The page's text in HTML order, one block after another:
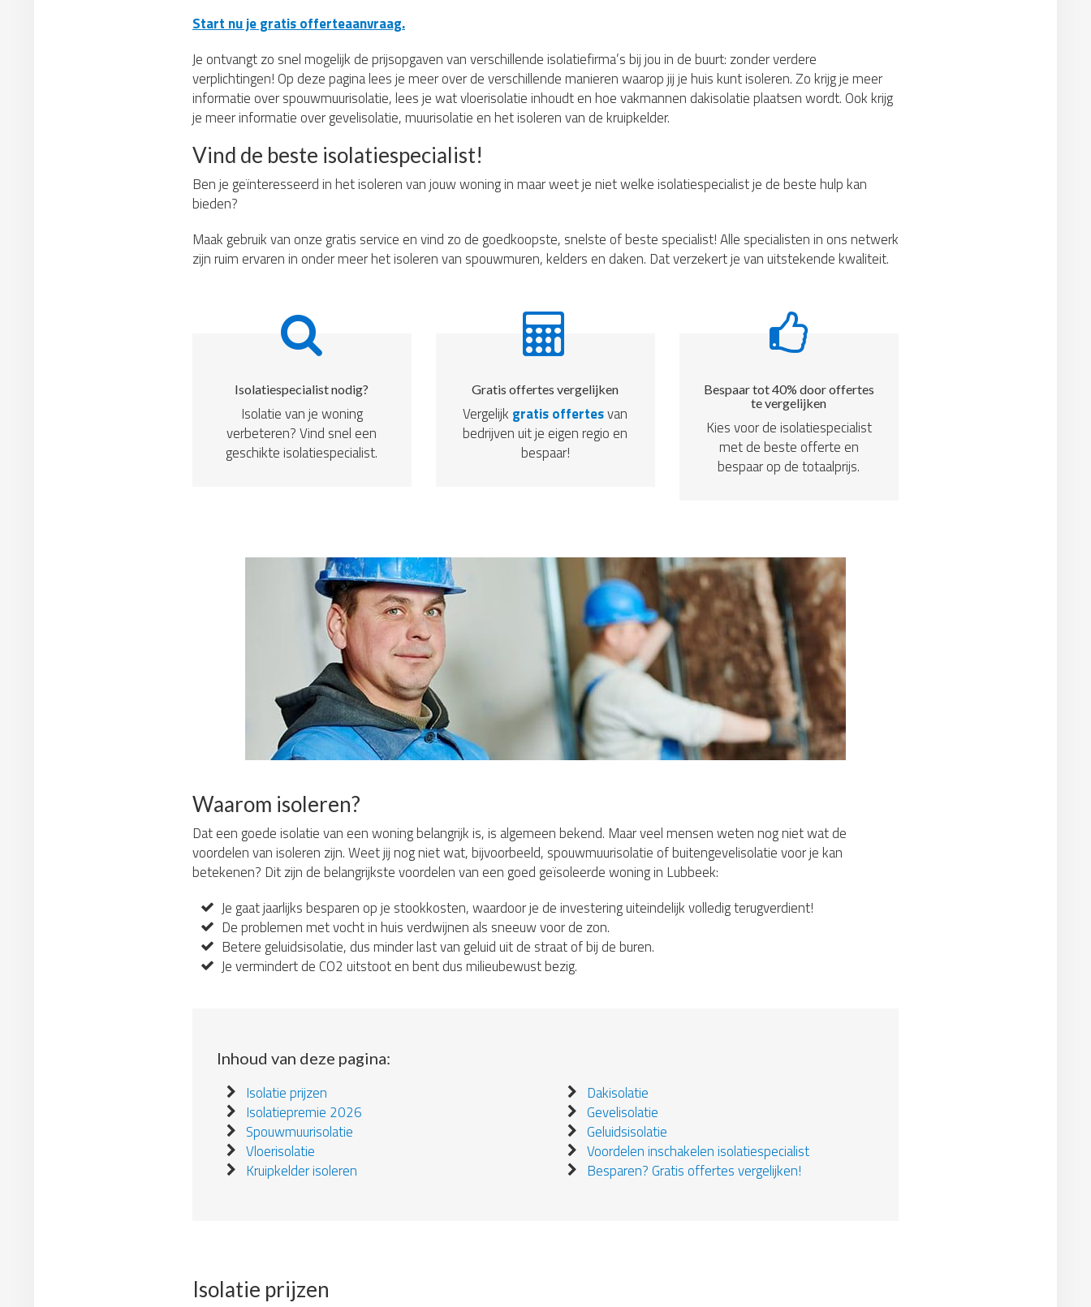
Start nu je gratis offerteaanvraag.
Je ontvangt zo snel mogelijk de prijsopgaven van verschillende isolatiefirma’s bij jou in de buurt: zonder verdere
verplichtingen! Op deze pagina lees je meer over de verschillende manieren waarop jij je huis kunt isoleren. Zo krijg je meer
informatie over spouwmuurisolatie, lees je wat vloerisolatie inhoudt en hoe vakmannen dakisolatie plaatsen wordt. Ook krijg
je meer informatie over gevelisolatie, muurisolatie en het isoleren van de kruipkelder.
Vind de beste isolatiespecialist!
Ben je geïnteresseerd in het isoleren van jouw woning in maar weet je niet welke isolatiespecialist je de beste hulp kan
bieden?
Maak gebruik van onze gratis service en vind zo de goedkoopste, snelste of beste specialist! Alle specialisten in ons netwerk
zijn ruim ervaren in onder meer het isoleren van spouwmuren, kelders en daken. Dat verzekert je van uitstekende kwaliteit.
Isolatiespecialist nodig?
Isolatie van je woning
verbeteren? Vind snel een
geschikte isolatiespecialist.
Gratis offertes vergelijken
Vergelijk gratis offertesvan
bedrijven uit je eigen regio en
bespaar!
Bespaar tot 40% door offertes
te vergelijken
Kies voor de isolatiespecialist
met de beste offerte en
bespaar op de totaalprijs.
Waarom isoleren?
Dat een goede isolatie van een woning belangrijk is, is algemeen bekend. Maar veel mensen weten nog niet wat de
voordelen van isoleren zijn. Weet jij nog niet wat, bijvoorbeeld, spouwmuurisolatie of buitengevelisolatie voor je kan
betekenen? Dit zijn de belangrijkste voordelen van een goed geïsoleerde woning in Lubbeek:
Je gaat jaarlijks besparen op je stookkosten, waardoor je de investering uiteindelijk volledig terugverdient!
De problemen met vocht in huis verdwijnen als sneeuw voor de zon.
Betere geluidsisolatie, dus minder last van geluid uit de straat of bij de buren.
Je vermindert de CO2 uitstoot en bent dus milieubewust bezig.
Inhoud van deze pagina:
Isolatie prijzen
Isolatiepremie 2026
Spouwmuurisolatie
Vloerisolatie
Kruipkelder isoleren
Dakisolatie
Gevelisolatie
Geluidsisolatie
Voordelen inschakelen isolatiespecialist
Besparen? Gratis offertes vergelijken!
Isolatie prijzen